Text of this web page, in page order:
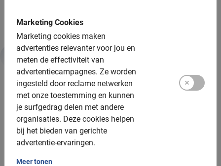
Marketing Cookies
Marketing cookies maken
advertenties relevanter voor jou en
meten de effectiviteit van
advertentiecampagnes. Ze worden
ingesteld door reclame netwerken
met onze toestemming en kunnen
je surfgedrag delen met andere
organisaties. Deze cookies helpen
bij het bieden van gerichte
advertentie-ervaringen.
Meer tonen
Duurzaamheid & MVO
Daarom is deze tour goed voor jou en de planeet:
Fietstours zijn een vorm van duurzaam toerisme
Je bespaart 1,5 tot 2 kilo Co2 vergeleken met de bus